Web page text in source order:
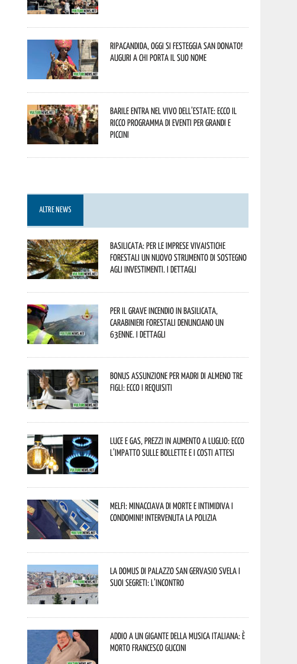
Ripacandida, oggi si festeggia San Donato!
Auguri a chi porta il suo nome
Barile entra nel vivo dell’estate: ecco il
ricco programma di eventi per grandi e
piccini
ALTRE NEWS
Basilicata: per le imprese vivaistiche
forestali un nuovo strumento di sostegno
agli investimenti. I dettagli
Per il grave incendio in Basilicata,
Carabinieri forestali denunciano un
63enne. I dettagli
Bonus assunzione per madri di almeno tre
figli: ecco i requisiti
Luce e gas, prezzi in aumento a luglio: ecco
l’impatto sulle bollette e i costi attesi
Melfi: minacciava di morte e intimidiva i
condomini! Intervenuta la Polizia
La Domus di Palazzo San Gervasio svela i
suoi segreti: l’incontro
Addio a un gigante della musica italiana: è
morto Francesco Guccini